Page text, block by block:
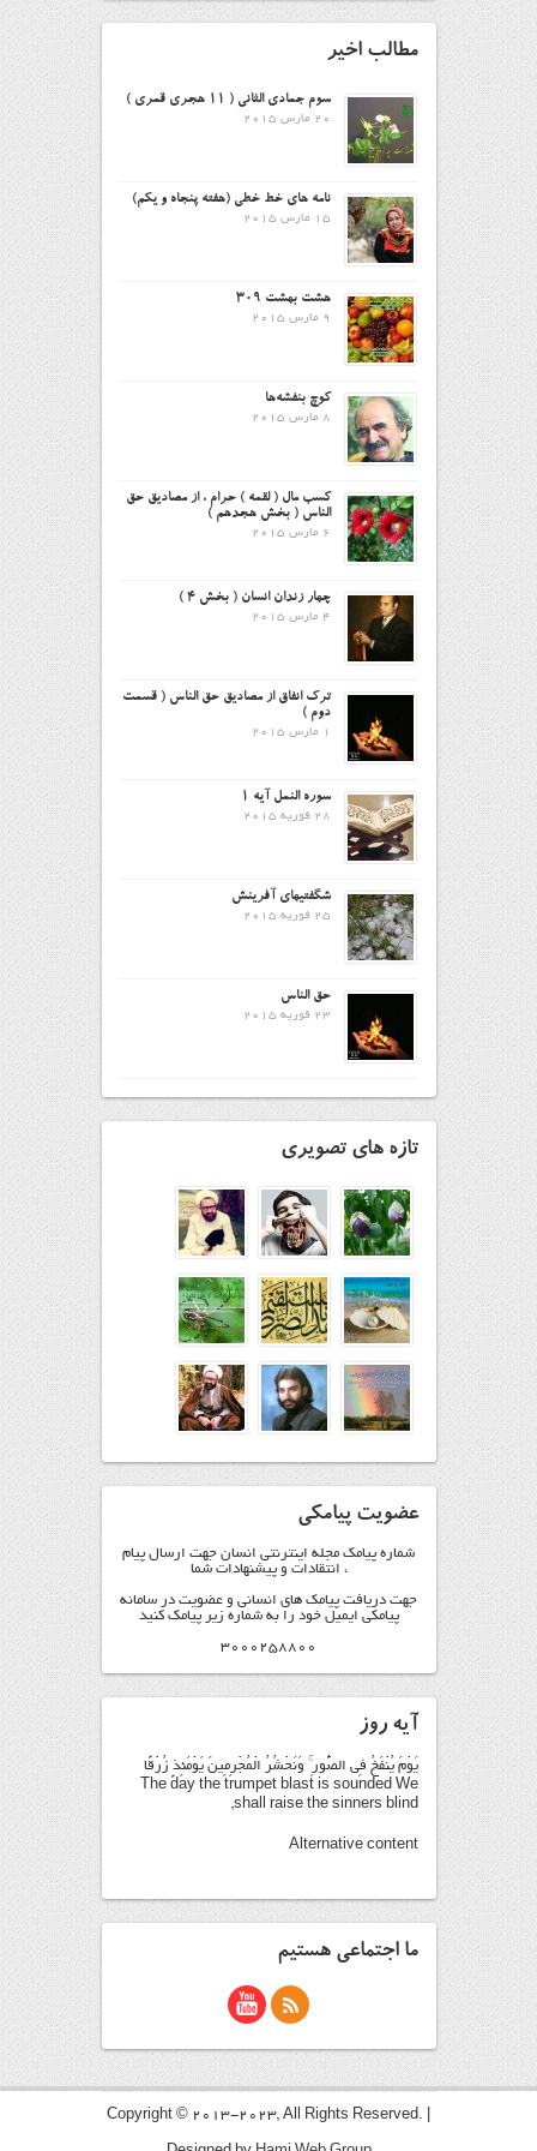
مطالب اخیر
سوم جمادی الثانی ( ۱۱ هجری قمری )
20 مارس 2015
نامه های خط خطی (هفته پنجاه و یکم)
15 مارس 2015
هشت بهشت ۳۰۹
9 مارس 2015
کوچ بنفشه‌ها
8 مارس 2015
کسب مال ( لقمه ) حرام ، از مصادیق حق
الناس ( بخش هجدهم )
6 مارس 2015
چهار زندان انسان ( بخش ۴ )
4 مارس 2015
ترک انفاق از مصادیق حق الناس ( قسمت
دوم )
1 مارس 2015
سوره النمل آیه ۱
28 فوریه 2015
شگفتیهای آفرینش
25 فوریه 2015
حق الناس
23 فوریه 2015
تازه های تصویری
عضویت پیامکی
شماره پیامک مجله اینترنتی انسان جهت ارسال پیام
، انتقادات و پیشنهادات شما
جهت دریافت پیامک های انسانی و عضویت در سامانه
پیامکی ایمیل خود را به شماره زیر پیامک کنید
3000258800
آیه روز
يَوْمَ يُنْفَخُ فِي الصُّورِ ۚ وَنَحْشُرُ الْمُجْرِمِينَ يَوْمَئِذٍ زُرْقًا
The day the trumpet blast is sounded We
shall raise the sinners blind,
Alternative content
ما اجتماعی هستیم
Copyright © 2013-2023, All Rights Reserved. |